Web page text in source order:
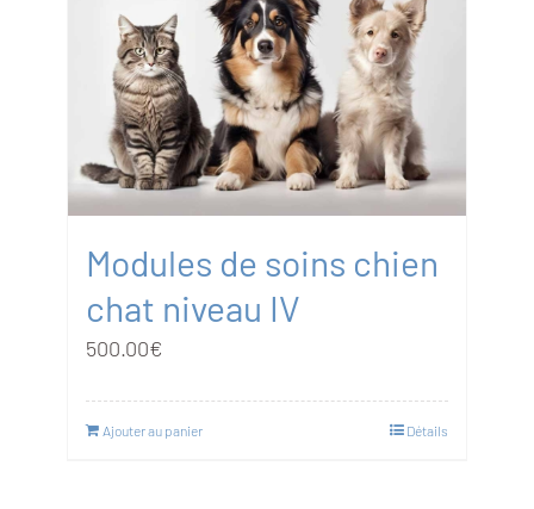
Modules de soins chien
chat niveau IV
500.00€
Ajouter au panier Détails